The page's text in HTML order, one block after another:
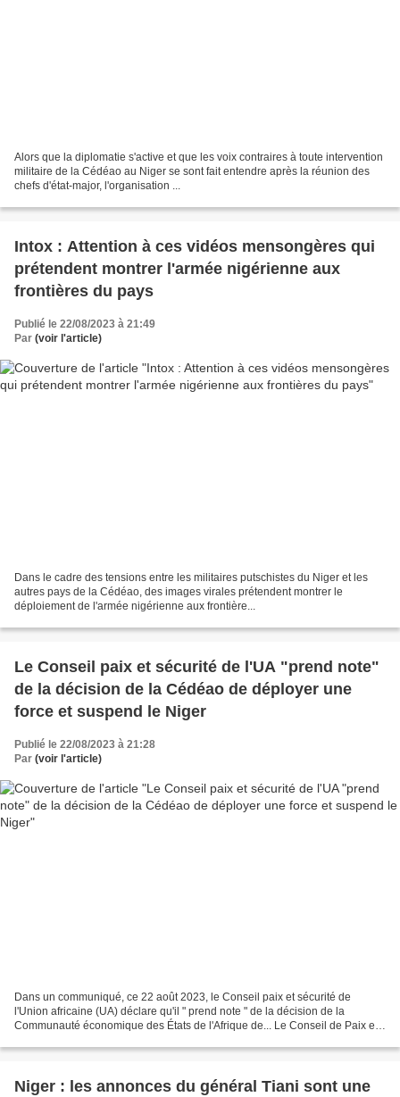
Alors que la diplomatie s'active et que les voix contraires à toute intervention
militaire de la Cédéao au Niger se sont fait entendre après la réunion des
chefs d'état-major, l'organisation ...
Intox : Attention à ces vidéos mensongères qui
prétendent montrer l'armée nigérienne aux
frontières du pays
Publié le 22/08/2023 à 21:49
Par (voir l'article)
Dans le cadre des tensions entre les militaires putschistes du Niger et les
autres pays de la Cédéao, des images virales prétendent montrer le
déploiement de l'armée nigérienne aux frontière...
Le Conseil paix et sécurité de l'UA "prend note"
de la décision de la Cédéao de déployer une
force et suspend le Niger
Publié le 22/08/2023 à 21:28
Par (voir l'article)
Dans un communiqué, ce 22 août 2023, le Conseil paix et sécurité de
l'Union africaine (UA) déclare qu'il " prend note " de la décision de la
Communauté économique des États de l'Afrique de... Le Conseil de Paix et
Niger : les annonces du général Tiani sont une